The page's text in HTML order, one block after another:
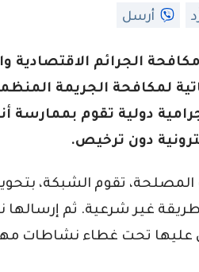
أرسل
الجرائم الاقتصادية
لمكافحة الجريمة
دولية تقوم بممارسة
دون ترخيص.
تقوم الشبكة، بتحويل
غير شرعية. ثم
عليها تحت غطاء نشاطات